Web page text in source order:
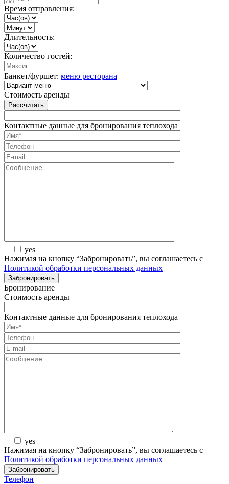
Время отправления:
Длительность:
Количество гостей:
Банкет/фуршет: меню ресторана
Стоимость аренды
Рассчитать
Контактные данные для бронирования теплохода
yes
Нажимая на кнопку “Забронировать”, вы соглашаетесь с
Политикой обработки персональных данных
Бронирование
Стоимость аренды
Контактные данные для бронирования теплохода
yes
Нажимая на кнопку “Забронировать”, вы соглашаетесь с
Политикой обработки персональных данных
Телефон